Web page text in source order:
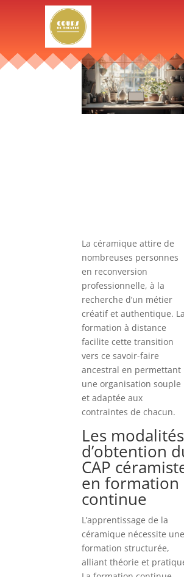
La céramique attire de
nombreuses personnes
en reconversion
professionnelle, à la
recherche d’un métier
créatif et authentique. La
formation à distance
facilite cette transition
vers ce savoir-faire
ancestral en permettant
une organisation souple
et adaptée aux
contraintes de chacun.
Les modalités
d’obtention
CAP
en formation
continue
L’apprentissage de la
céramique nécessite une
formation structurée,
alliant théorie et